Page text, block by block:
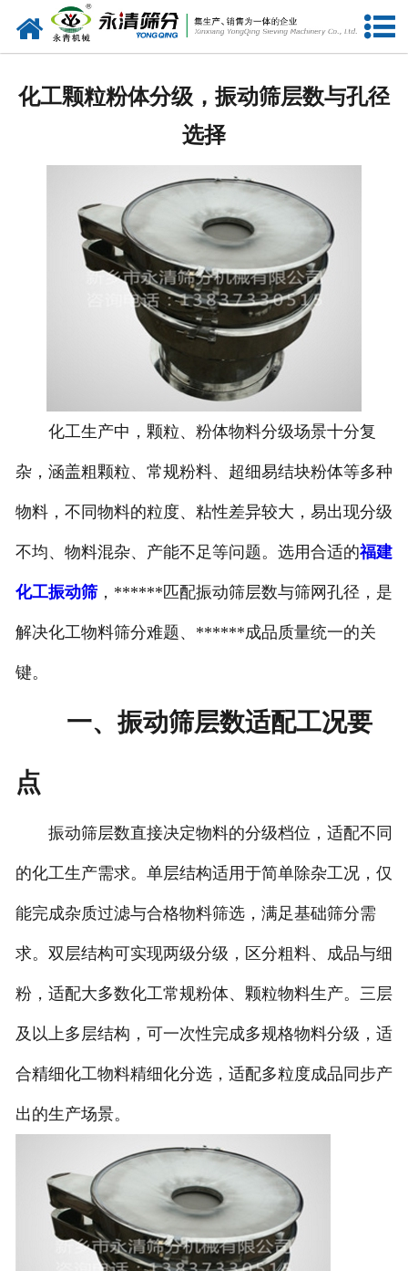
网站首页
产品中心
资质荣誉
服务准则
视频中心
联系我们
化工颗粒粉体分级，振动筛层数与孔径
选择
化工生产中，颗粒、粉体物料分级场景十分复
杂，涵盖粗颗粒、常规粉料、超细易结块粉体等多种
物料，不同物料的粒度、粘性差异较大，易出现分级
不均、物料混杂、产能不足等问题。选用合适的福建
化工振动筛，******匹配振动筛层数与筛网孔径，是
解决化工物料筛分难题、******成品质量统一的关
键。
一、振动筛层数适配工况要
点
振动筛层数直接决定物料的分级档位，适配不同
的化工生产需求。单层结构适用于简单除杂工况，仅
能完成杂质过滤与合格物料筛选，满足基础筛分需
求。双层结构可实现两级分级，区分粗料、成品与细
粉，适配大多数化工常规粉体、颗粒物料生产。三层
及以上多层结构，可一次性完成多规格物料分级，适
合精细化工物料精细化分选，适配多粒度成品同步产
出的生产场景。